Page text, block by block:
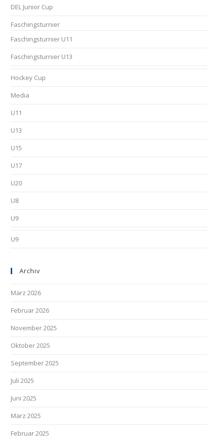
DEL Junior Cup
Faschingsturnier
Faschingsturnier U11
Faschingsturnier U13
Hockey Cup
Media
U11
U13
U15
U17
U20
U8
U9
U9
Archiv
März 2026
Februar 2026
November 2025
Oktober 2025
September 2025
Juli 2025
Juni 2025
März 2025
Februar 2025